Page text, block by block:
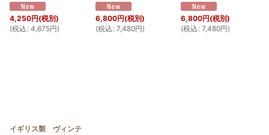
4,250円(税別)
(税込 : 4,675円)
6,800円(税別)
(税込 : 7,480円)
6,800円(税別)
(税込 : 7,480円)
イギリス製 ヴィンテ